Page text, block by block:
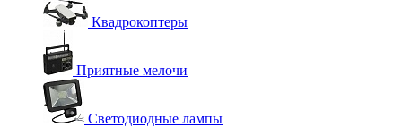
Квадрокоптеры
Приятные мелочи
Светодиодные лампы